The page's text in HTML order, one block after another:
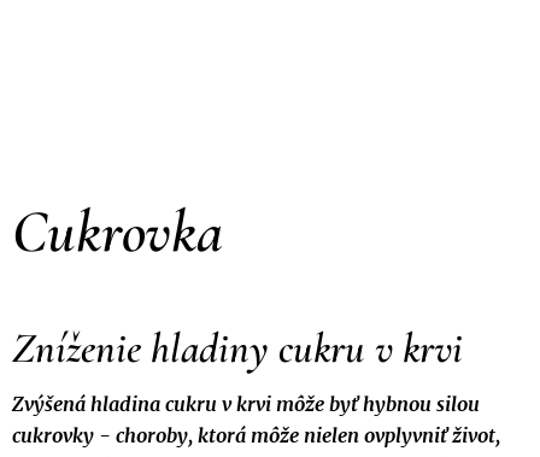
Cukrovka
Zníženie hladiny cukru v krvi
Zvýšená hladina cukru v krvi môže byť hybnou silou
cukrovky - choroby, ktorá môže nielen ovplyvniť život,